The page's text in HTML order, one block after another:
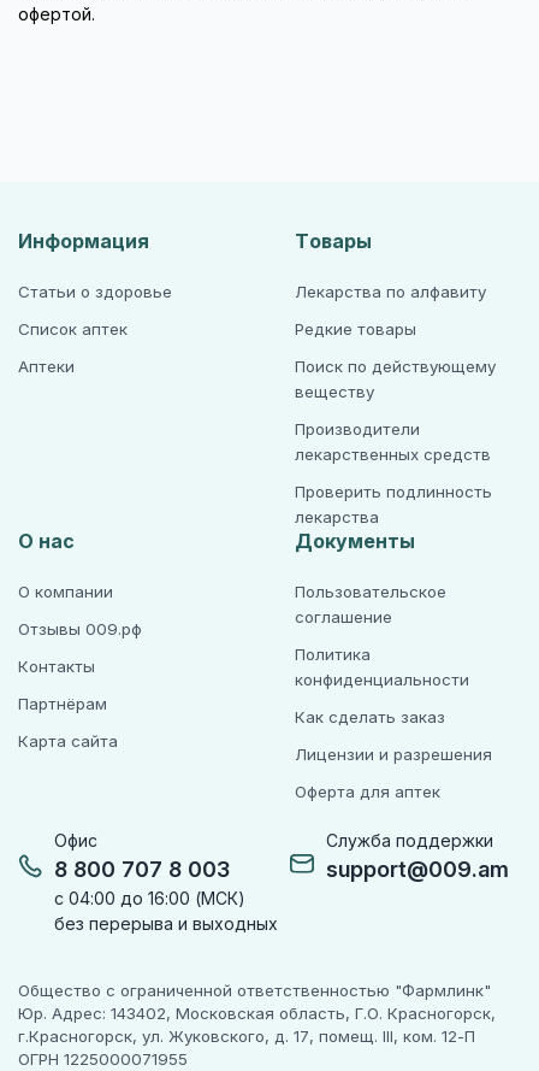
офертой.
Офис
8 800 707 8 003
с 04:00 до 16:00 (МСК)
без перерыва и выходных
Служба поддержки
support@009.am
Информация
Статьи о здоровье
Список аптек
Аптеки
Товары
Лекарства по алфавиту
Редкие товары
Поиск по действующему
веществу
Производители
лекарственных средств
Проверить подлинность
лекарства
О нас
О компании
Отзывы 009.рф
Контакты
Партнёрам
Карта сайта
Документы
Пользовательское
соглашение
Политика
конфиденциальности
Как сделать заказ
Лицензии и разрешения
Оферта для аптек
Общество с ограниченной ответственностью "Фармлинк"
Юр. Адрес: 143402, Московская область, Г.О. Красногорск,
г.Красногорск, ул. Жуковского, д. 17, помещ. III, ком. 12-П
ОГРН 1225000071955